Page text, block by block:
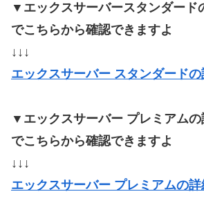
▼エックスサーバースタンダード
でこちらから確認できますよ
↓↓↓
エックスサーバー スタンダード
▼エックスサーバー プレミアムの
でこちらから確認できますよ
↓↓↓
エックスサーバー プレミアムの詳